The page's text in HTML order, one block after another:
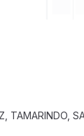
TAMARINDO,